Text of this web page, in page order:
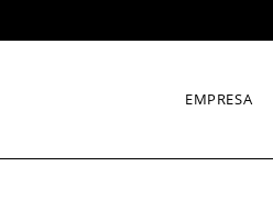
EMPRESA